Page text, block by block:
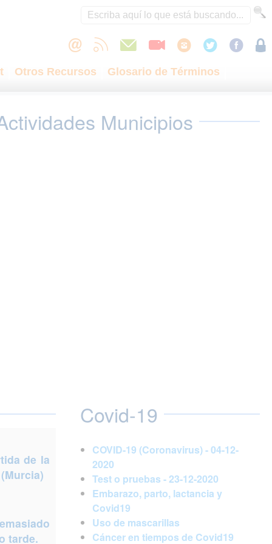
Otros Recursos Glosario de Términos
Municipios
de la
tarde.
Covid-19
COVID-19 (Coronavirus) - 04-12-
2020
Test o pruebas - 23-12-2020
Embarazo, parto, lactancia y
Covid19
Uso de mascarillas
Cáncer en tiempos de Covid19